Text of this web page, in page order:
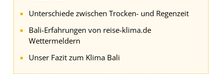
Unterschiede zwischen Trocken- und Regenzeit
Bali-Erfahrungen von reise-klima.de
Wettermeldern
Unser Fazit zum Klima Bali